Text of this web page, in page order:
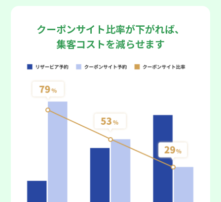
クーポンサイト比率が下がれば、
集客コストを減らせます